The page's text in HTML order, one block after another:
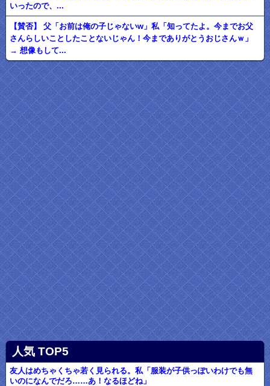
いったので、...
【賛否】 父「お前は俺の子じゃないw」私「知ってたよ。今までお父
さんらしいことしたことないじゃん！今までありがとうおじさんｗ」
→ 想像もして...
人気 TOP5
友人はめちゃくちゃ若く見られる。私「服装が子供っぽいわけでも無
いのになんでだろ……あ！なるほどね」